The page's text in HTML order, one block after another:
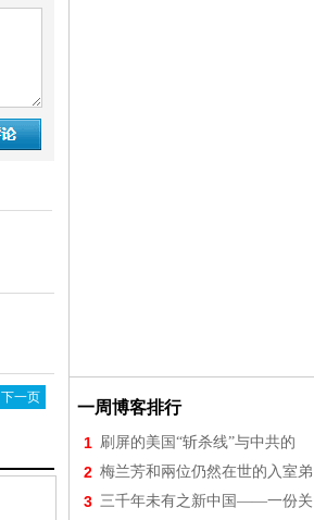
下一页
一周博客排行
1 刷屏的美国“斩杀线”与中共的
2 梅兰芳和兩位仍然在世的入室弟
3 三千年未有之新中国——一份关